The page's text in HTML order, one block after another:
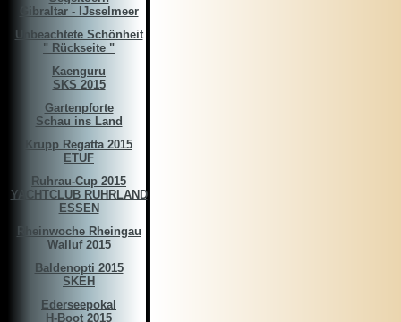
Gibraltar - IJsselmeer
Unbeachtete Schönheit
" Rückseite "
Kaenguru
SKS 2015
Gartenpforte
Schau ins Land
Krupp Regatta 2015
ETUF
Ruhrau-Cup 2015
YACHTCLUB RUHRLAND
ESSEN
Rheinwoche Rheingau
Walluf 2015
Baldenopti 2015
SKEH
Ederseepokal
H-Boot 2015